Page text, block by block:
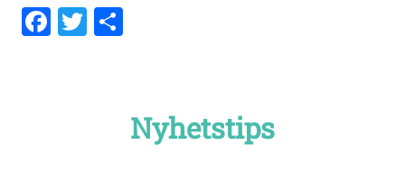
Facebook
Twitter
Nyhetstips